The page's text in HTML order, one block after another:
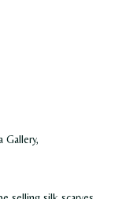
Gallery,